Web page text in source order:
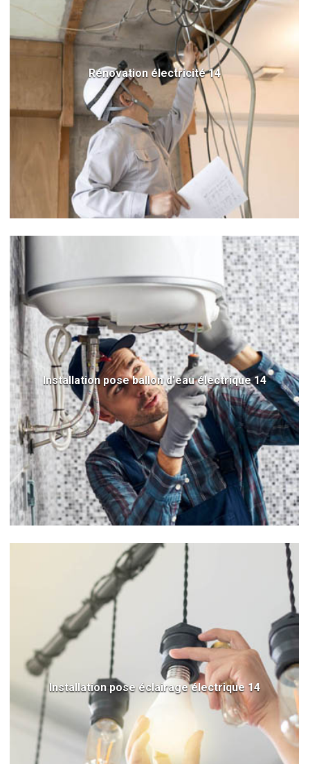
Rénovation électricité 14
Installation pose ballon d'eau électrique 14
Installation pose éclairage électrique 14